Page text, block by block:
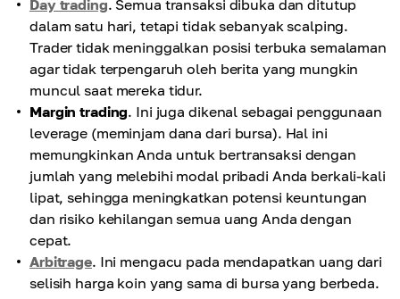
Day trading. Semua transaksi dibuka dan ditutup
dalam satu hari, tetapi tidak sebanyak scalping.
Trader tidak meninggalkan posisi terbuka semalaman
agar tidak terpengaruh oleh berita yang mungkin
muncul saat mereka tidur.
Margin trading. Ini juga dikenal sebagai penggunaan
leverage (meminjam dana dari bursa). Hal ini
memungkinkan Anda untuk bertransaksi dengan
jumlah yang melebihi modal pribadi Anda berkali-kali
lipat, sehingga meningkatkan potensi keuntungan
dan risiko kehilangan semua uang Anda dengan
cepat.
Arbitrage. Ini mengacu pada mendapatkan uang dari
selisih harga koin yang sama di bursa yang berbeda.